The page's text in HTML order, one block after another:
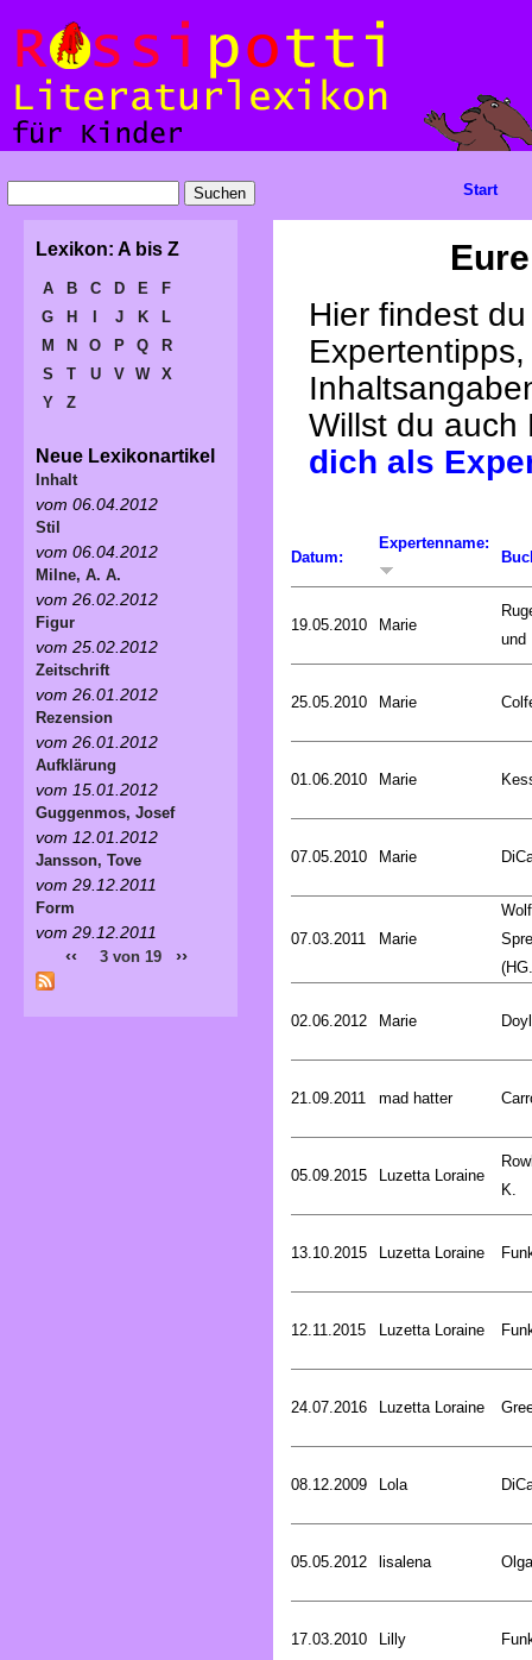
Hier findest
Willst du
dich als
Datum:
Expertenname:
19.05.2010 Marie
und
25.05.2010 Marie
01.06.2010 Marie
07.05.2010 Marie
07.03.2011 Marie
02.06.2012 Marie
21.09.2011 mad hatter
05.09.2015 Luzetta Loraine
K.
13.10.2015 Luzetta Loraine
12.11.2015 Luzetta Loraine
24.07.2016 Luzetta Loraine
08.12.2009 Lola
05.05.2012 lisalena
17.03.2010 Lilly
Start
Lexikon: A bis Z
A B C D E
F
G
H J K
L
M
N O P Q
R
S
T U V W
X
Y
Z
Neue Lexikonartikel
Inhalt
vom 06.04.2012
Stil
vom 06.04.2012
Milne, A. A.
vom 26.02.2012
Figur
vom 25.02.2012
Zeitschrift
vom 26.01.2012
Rezension
vom 26.01.2012
Aufklärung
vom 15.01.2012
Guggenmos, Josef
vom 12.01.2012
Jansson, Tove
vom 29.12.2011
Form
vom 29.12.2011
‹‹ 3 von 19 ››